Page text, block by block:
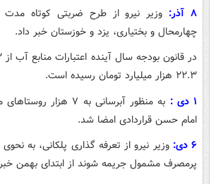
۸ آذر:
وزیر نیرو از طرح ضربتی کوتاه
چهارمحال و بختیاری، یزد و خوزستان خبر داد.
۲۲.۳ هزار میلیارد تومان رسیده است.
۱ دی :
به منظور آبرسانی به
امام حسن قراردادی امضا شد.
۶ دی:
پرمصرف مشمول جریمه شوند از ابتدای بهمن